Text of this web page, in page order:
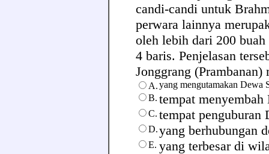
candi-candi untuk
perwara lainnya
oleh lebih dari 200
4 baris. Penjelasan
Jonggrang
A.yang mengutamakan Dewa
B. tempat
C. tempat penguburan
D.yang berhubungan
E. yang terbesar di